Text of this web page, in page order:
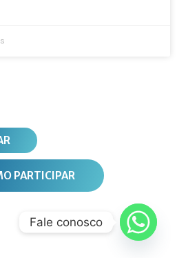
PARTICIPAR
Fale conosco